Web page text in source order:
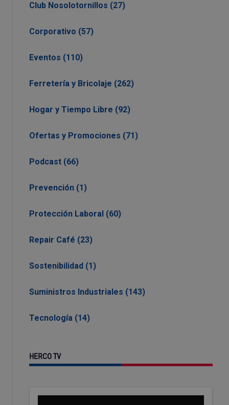
Club Nosolotornillos (27)
Corporativo (57)
Eventos (110)
Ferretería y Bricolaje (262)
Hogar y Tiempo Libre (92)
Ofertas y Promociones (71)
Podcast (66)
Prevención (1)
Protección Laboral (60)
Repair Café (23)
Sostenibilidad (1)
Suministros Industriales (143)
Tecnología (14)
HERCO TV